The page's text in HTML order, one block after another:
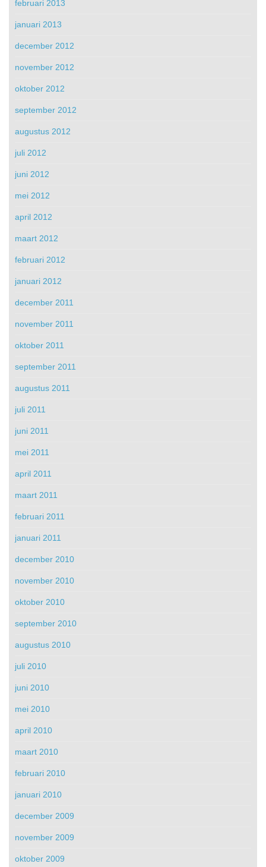
februari 2013
januari 2013
december 2012
november 2012
oktober 2012
september 2012
augustus 2012
juli 2012
juni 2012
mei 2012
april 2012
maart 2012
februari 2012
januari 2012
december 2011
november 2011
oktober 2011
september 2011
augustus 2011
juli 2011
juni 2011
mei 2011
april 2011
maart 2011
februari 2011
januari 2011
december 2010
november 2010
oktober 2010
september 2010
augustus 2010
juli 2010
juni 2010
mei 2010
april 2010
maart 2010
februari 2010
januari 2010
december 2009
november 2009
oktober 2009